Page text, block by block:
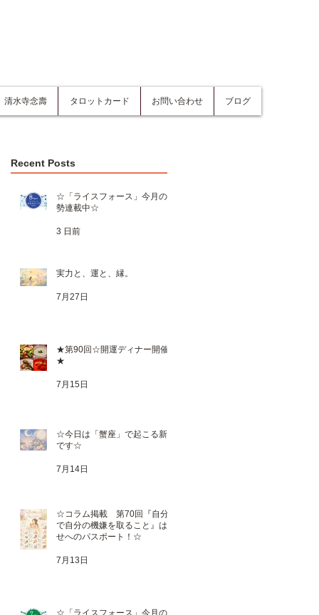
清水寺念壽 タロットカード お問い合わせ ブログ
Recent Posts
☆「ライスフォース」今月の運
勢連載中☆
3 日前
実力と、運と、縁。
7月27日
★第90回☆開運ディナー開催
★
7月15日
☆今日は「蟹座」で起こる新月
です☆
7月14日
☆コラム掲載 第70回『自分
で自分の機嫌を取ること』は幸
せへのパスポート！☆
7月13日
☆「ライスフォース」今月の運